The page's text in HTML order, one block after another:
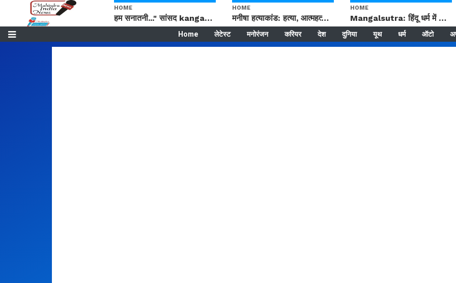
HOME
हम सनातनी..." सांसद kangana Ranaut से क्या बोली लड़की? Viral Jantar-Mantar | CJP protest
HOME
मनीषा हत्याकांड: हत्या, आत्महत्या या कोई बड़ा राज? | Full Story | Josh Haryana
HOME
Mangalsutra: हिंदू धर्म में शादी के बाद मंगलसूत्र क्यों पहनती है महिलाएं, किसने शुरु की ये परंपरा
Home लेटेस्ट मनोरंजन करियर देश दुनिया यूथ धर्म ऑटो